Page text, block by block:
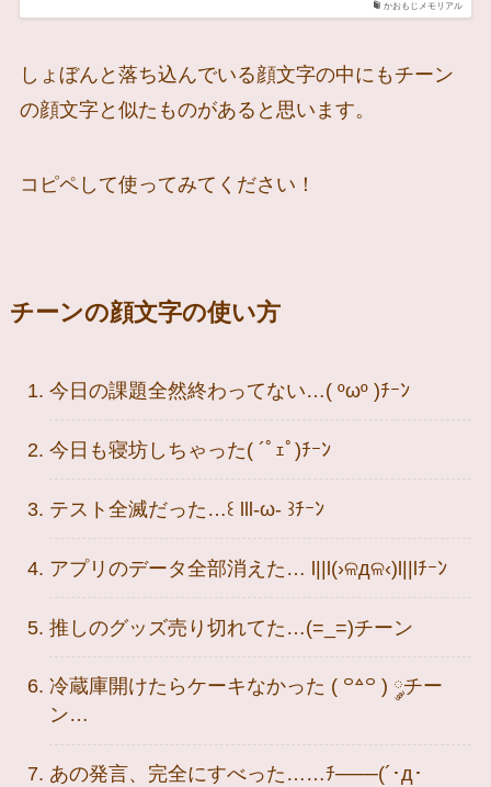
かおもじメモリアル
しょぼんと落ち込んでいる顔文字の中にもチーン
の顔文字と似たものがあると思います。
コピペして使ってみてください！
チーンの顔文字の使い方
今日の課題全然終わってない…( ºωº )ﾁｰﾝ
今日も寝坊しちゃった( ´ﾟｪﾟ)ﾁｰﾝ
テスト全滅だった…꒰ lll-ω- ꒱ﾁｰﾝ
アプリのデータ全部消えた… l||l(›ଳдଳ‹)l||lﾁｰﾝ
推しのグッズ売り切れてた…(=_=)チーン
冷蔵庫開けたらケーキなかった ( ꒪꒫꒪ ) ༘チー
ン…
あの発言、完全にすべった……ﾁ───(´･д･